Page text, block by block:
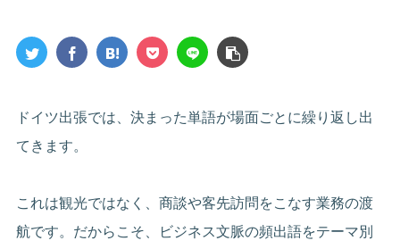
ドイツ出張では、決まった単語が場面ごとに繰り返し出
てきます。
これは観光ではなく、商談や客先訪問をこなす業務の渡
航です。だからこそ、ビジネス文脈の頻出語をテーマ別